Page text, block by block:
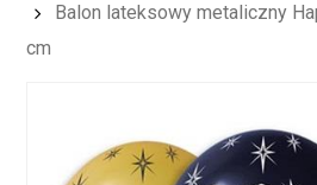
Balon lateksowy metaliczny
cm